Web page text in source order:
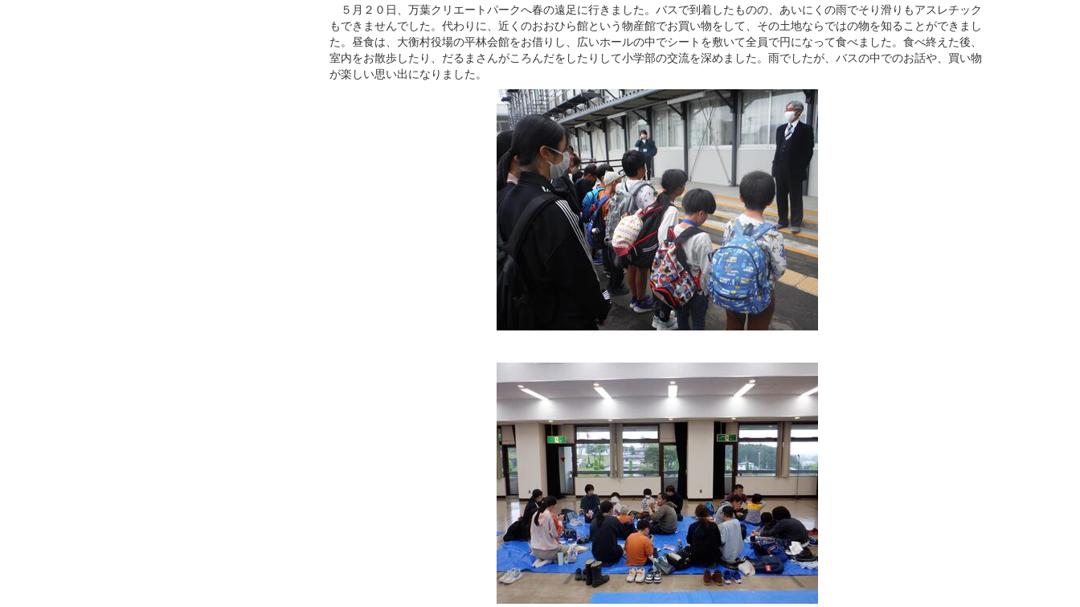
５月２０日、万葉クリエートパークへ春の遠足に行きました。バスで到着したものの、あいにくの雨でそり滑りもアスレチック
もできませんでした。代わりに、近くのおおひら館という物産館でお買い物をして、その土地ならではの物を知ることができまし
た。昼食は、大衡村役場の平林会館をお借りし、広いホールの中でシートを敷いて全員で円になって食べました。食べ終えた後、
室内をお散歩したり、だるまさんがころんだをしたりして小学部の交流を深めました。雨でしたが、バスの中でのお話や、買い物
が楽しい思い出になりました。